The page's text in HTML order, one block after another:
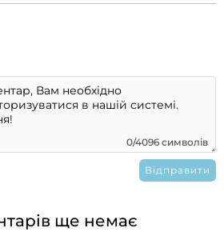
0/4096 символів
ще немає